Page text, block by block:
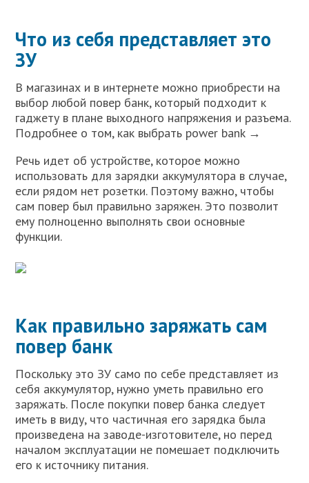
Что из себя представляет это
ЗУ
В магазинах и в интернете можно приобрести на
выбор любой повер банк, который подходит к
гаджету в плане выходного напряжения и разъема.
Подробнее о том, как выбрать power bank →
Речь идет об устройстве, которое можно
использовать для зарядки аккумулятора в случае,
если рядом нет розетки. Поэтому важно, чтобы
сам повер был правильно заряжен. Это позволит
ему полноценно выполнять свои основные
функции.
Как правильно заряжать сам
повер банк
Поскольку это ЗУ само по себе представляет из
себя аккумулятор, нужно уметь правильно его
заряжать. После покупки повер банка следует
иметь в виду, что частичная его зарядка была
произведена на заводе-изготовителе, но перед
началом эксплуатации не помешает подключить
его к источнику питания.